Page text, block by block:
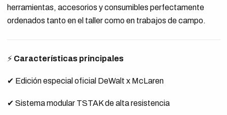
herramientas, accesorios y consumibles perfectamente
ordenados tanto en el taller como en trabajos de campo.
⚡ Características principales
✔ Edición especial oficial DeWalt x McLaren
✔ Sistema modular TSTAK de alta resistencia